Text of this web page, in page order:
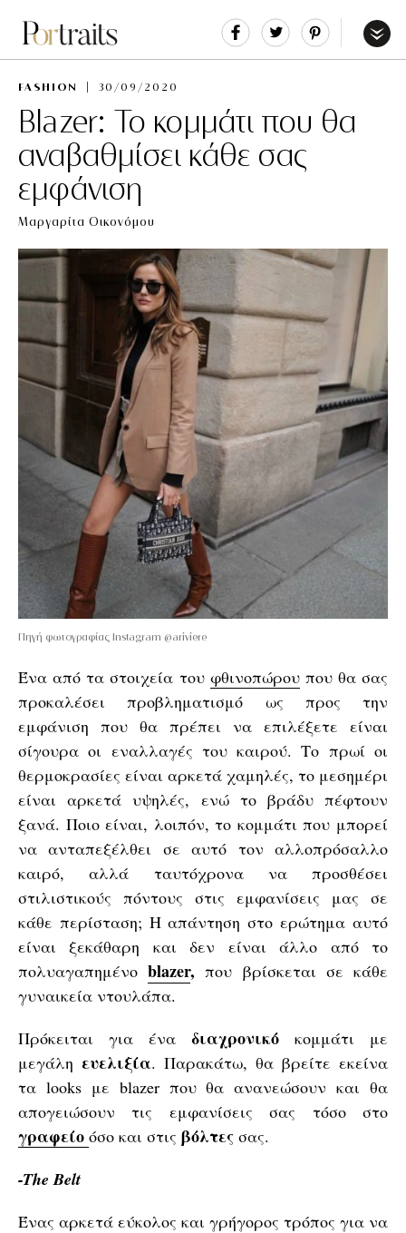
Share Tweet
FASHION 30/09/2020
Blazer: Το κομμάτι που θα
αναβαθμίσει κάθε σας
εμφάνιση
Μαργαρίτα Οικονόμου
Πηγή φωτογραφίας Instagram @ariviere
Ένα από τα στοιχεία του φθινοπώρουπου θα σας
προκαλέσει προβληματισμό ως προς την
εμφάνιση που θα πρέπει να επιλέξετε είναι
σίγουρα οι εναλλαγές του καιρού. Το πρωί οι
θερμοκρασίες είναι αρκετά χαμηλές, το μεσημέρι
είναι αρκετά υψηλές, ενώ το βράδυ πέφτουν
ξανά. Ποιο είναι, λοιπόν, το κομμάτι που μπορεί
να ανταπεξέλθει σε αυτό τον αλλοπρόσαλλο
καιρό, αλλά ταυτόχρονα να προσθέσει
στιλιστικούς πόντους στις εμφανίσεις μας σε
κάθε περίσταση; Η απάντηση στο ερώτημα αυτό
είναι ξεκάθαρη και δεν είναι άλλο από το
πολυαγαπημένοblazer, που βρίσκεται σε κάθε
γυναικεία ντουλάπα.
Πρόκειται για ένα διαχρονικό κομμάτι με
μεγάλη ευελιξία. Παρακάτω, θα βρείτε εκείνα
τα looks με blazer που θα ανανεώσουν και θα
απογειώσουν τις εμφανίσεις σας τόσο στο
γραφείο όσο και στις βόλτες σας.
-The Belt
Ένας αρκετά εύκολος και γρήγορος τρόπος για να